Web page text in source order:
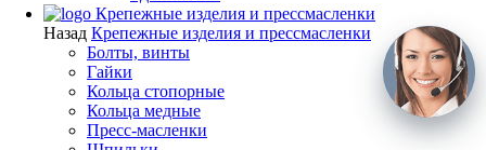
Крепежные изделия и прессмасленки
Назад Крепежные изделия и прессмасленки
Болты, винты
Гайки
Кольца стопорные
Кольца медные
Пресс-масленки